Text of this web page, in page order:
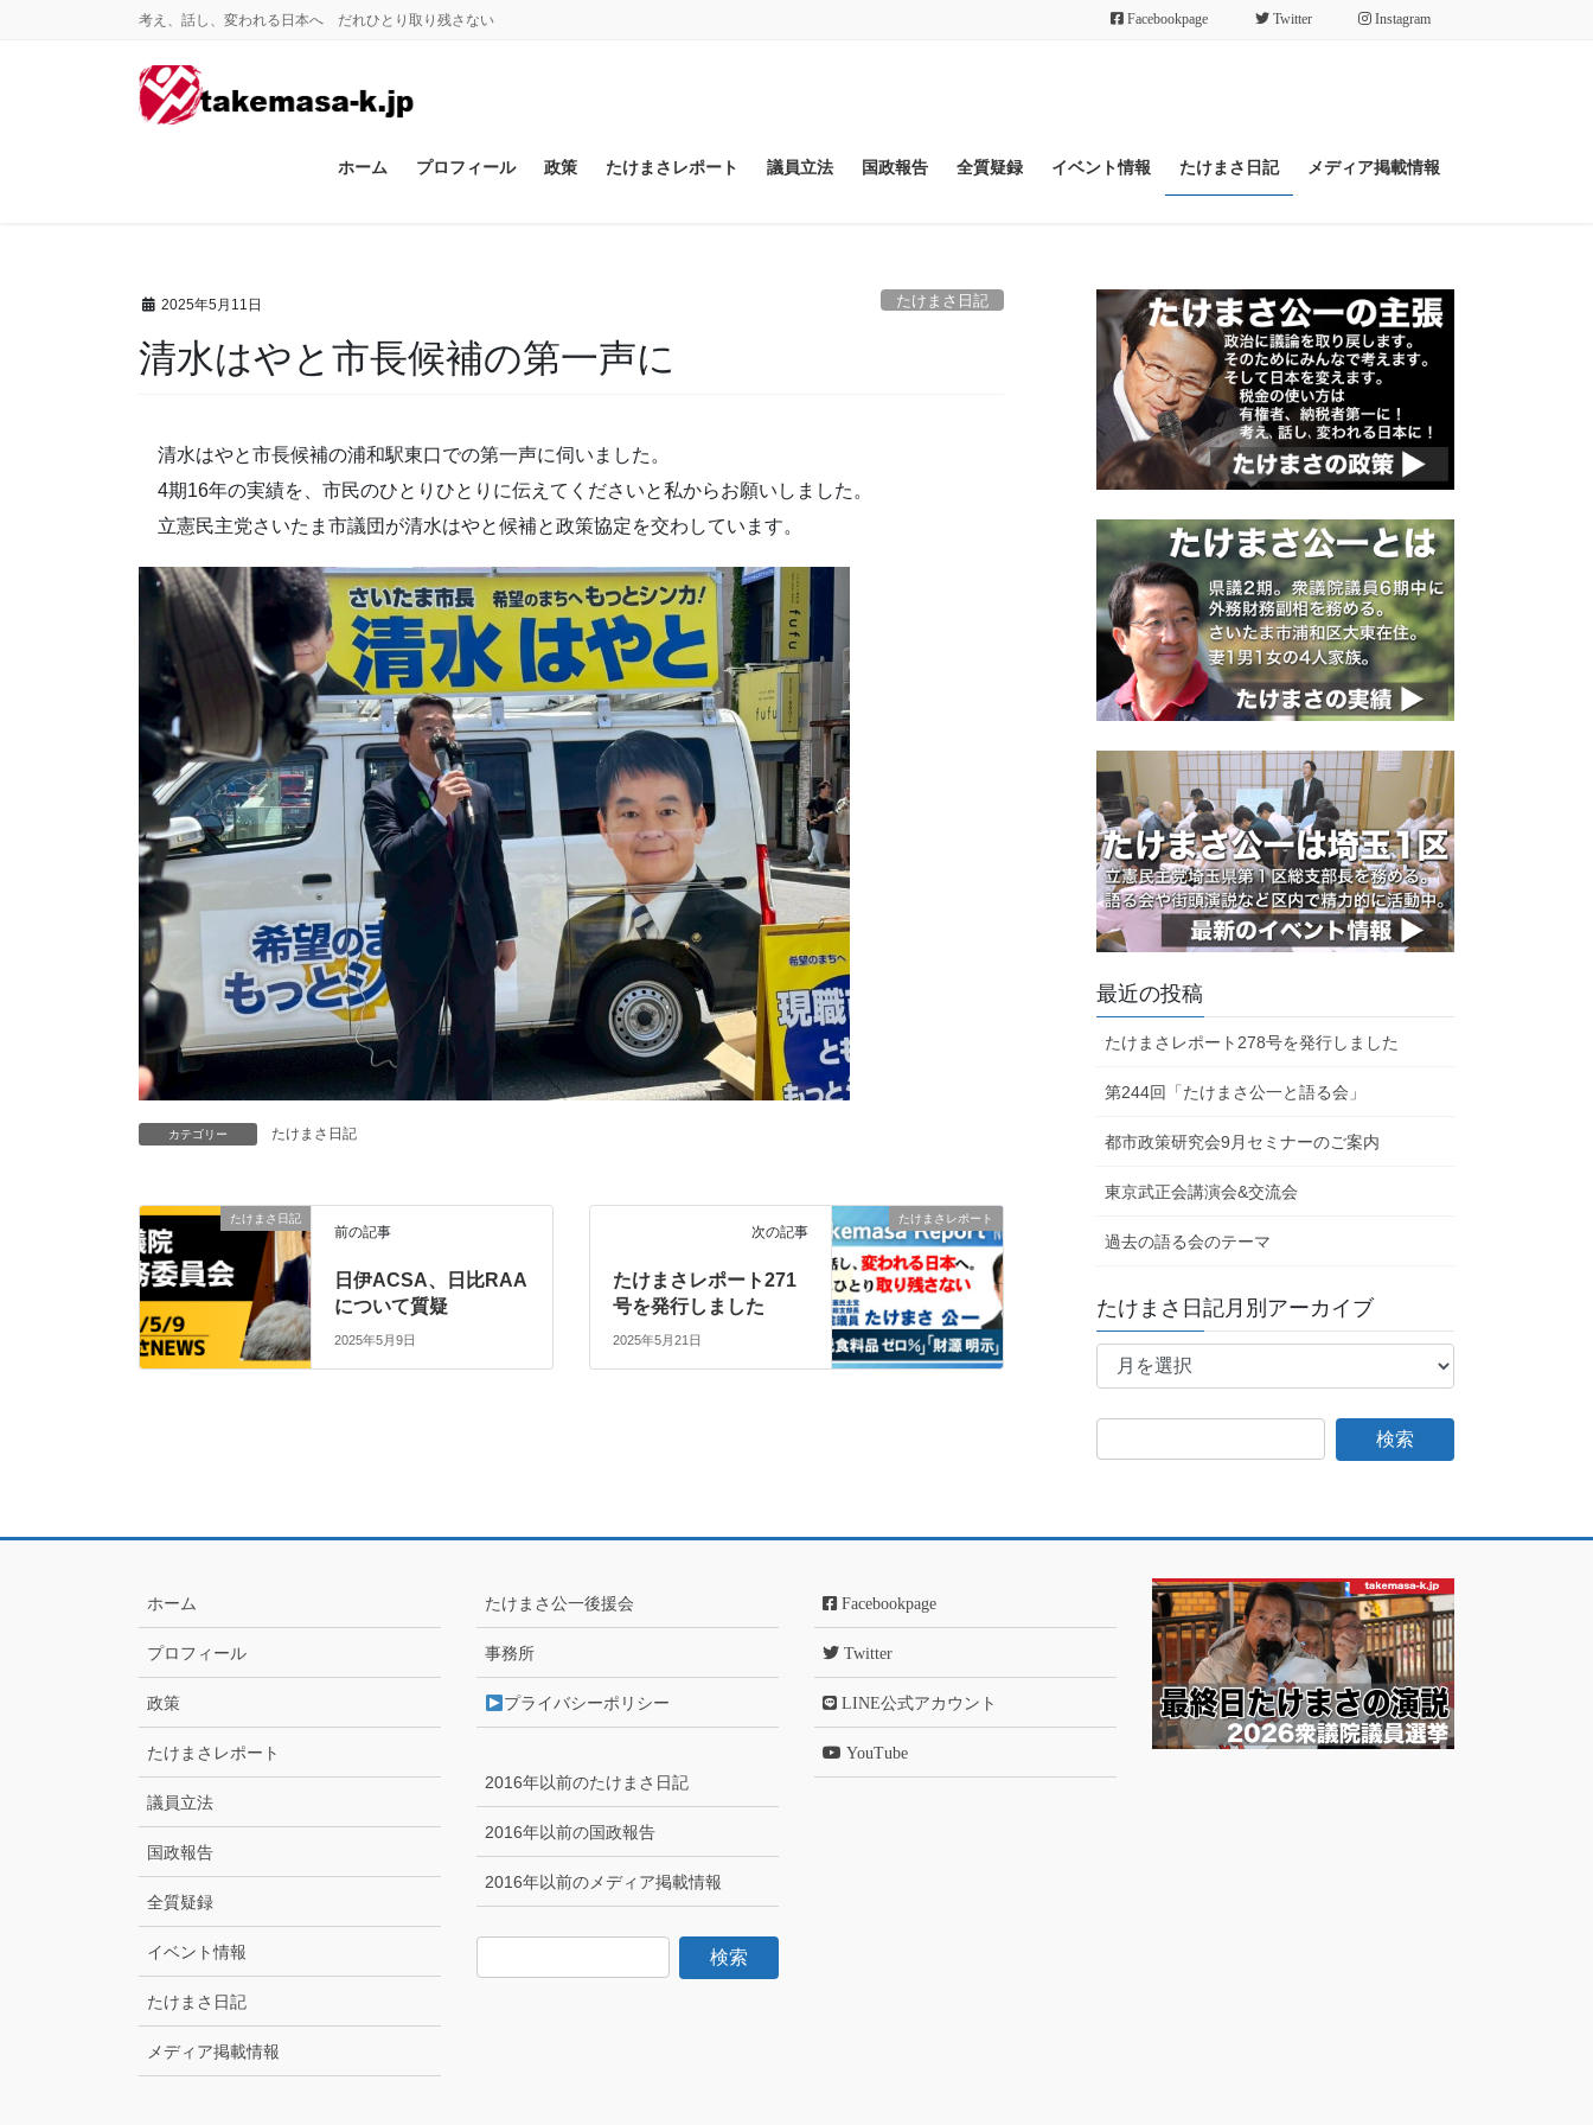
考え、話し、変われる日本へ だれひとり取り残さない Facebookpage Twitter Instagram
ホーム プロフィール 政策 たけまさレポート 議員立法 国政報告 全質疑録 イベント情報 たけまさ日記 メディア掲載情報
2025年5月11日 たけまさ日記
清水はやと市長候補の第一声に
清水はやと市長候補の浦和駅東口での第一声に伺いました。
4期16年の実績を、市民のひとりひとりに伝えてくださいと私からお願いしました。
立憲民主党さいたま市議団が清水はやと候補と政策協定を交わしています。
カテゴリー たけまさ日記
たけまさ日記
前の記事
日伊ACSA、日比RAA
について質疑
2025年5月9日
たけまさレポート
次の記事
たけまさレポート271
号を発行しました
2025年5月21日
最近の投稿
たけまさレポート278号を発行しました
第244回「たけまさ公一と語る会」
都市政策研究会9月セミナーのご案内
東京武正会講演会&交流会
過去の語る会のテーマ
たけまさ日記月別アーカイブ
た
日
別
カ
ホーム
プロフィール
政策
たけまさレポート
議員立法
国政報告
全質疑録
イベント情報
たけまさ日記
メディア掲載情報
たけまさ公一後援会
事務所
プライバシーポリシー
2016年以前のたけまさ日記
2016年以前の国政報告
2016年以前のメディア掲載情報
Facebookpage
Twitter
LINE公式アカウント
YouTube